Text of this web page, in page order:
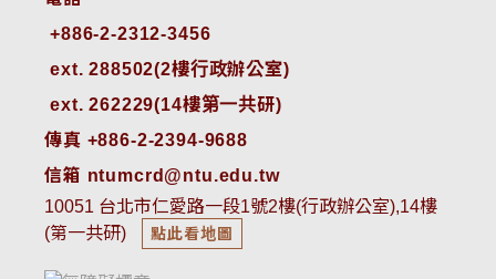
ext. 288502(2樓行政辦公室)
ext. 262229(14樓第一共研)
傳真 +886-2-2394-9688
信箱 ntumcrd@ntu.edu.tw
10051 台北市仁愛路一段1號2樓(行政辦公室),14樓
(第一共研)
點此看地圖